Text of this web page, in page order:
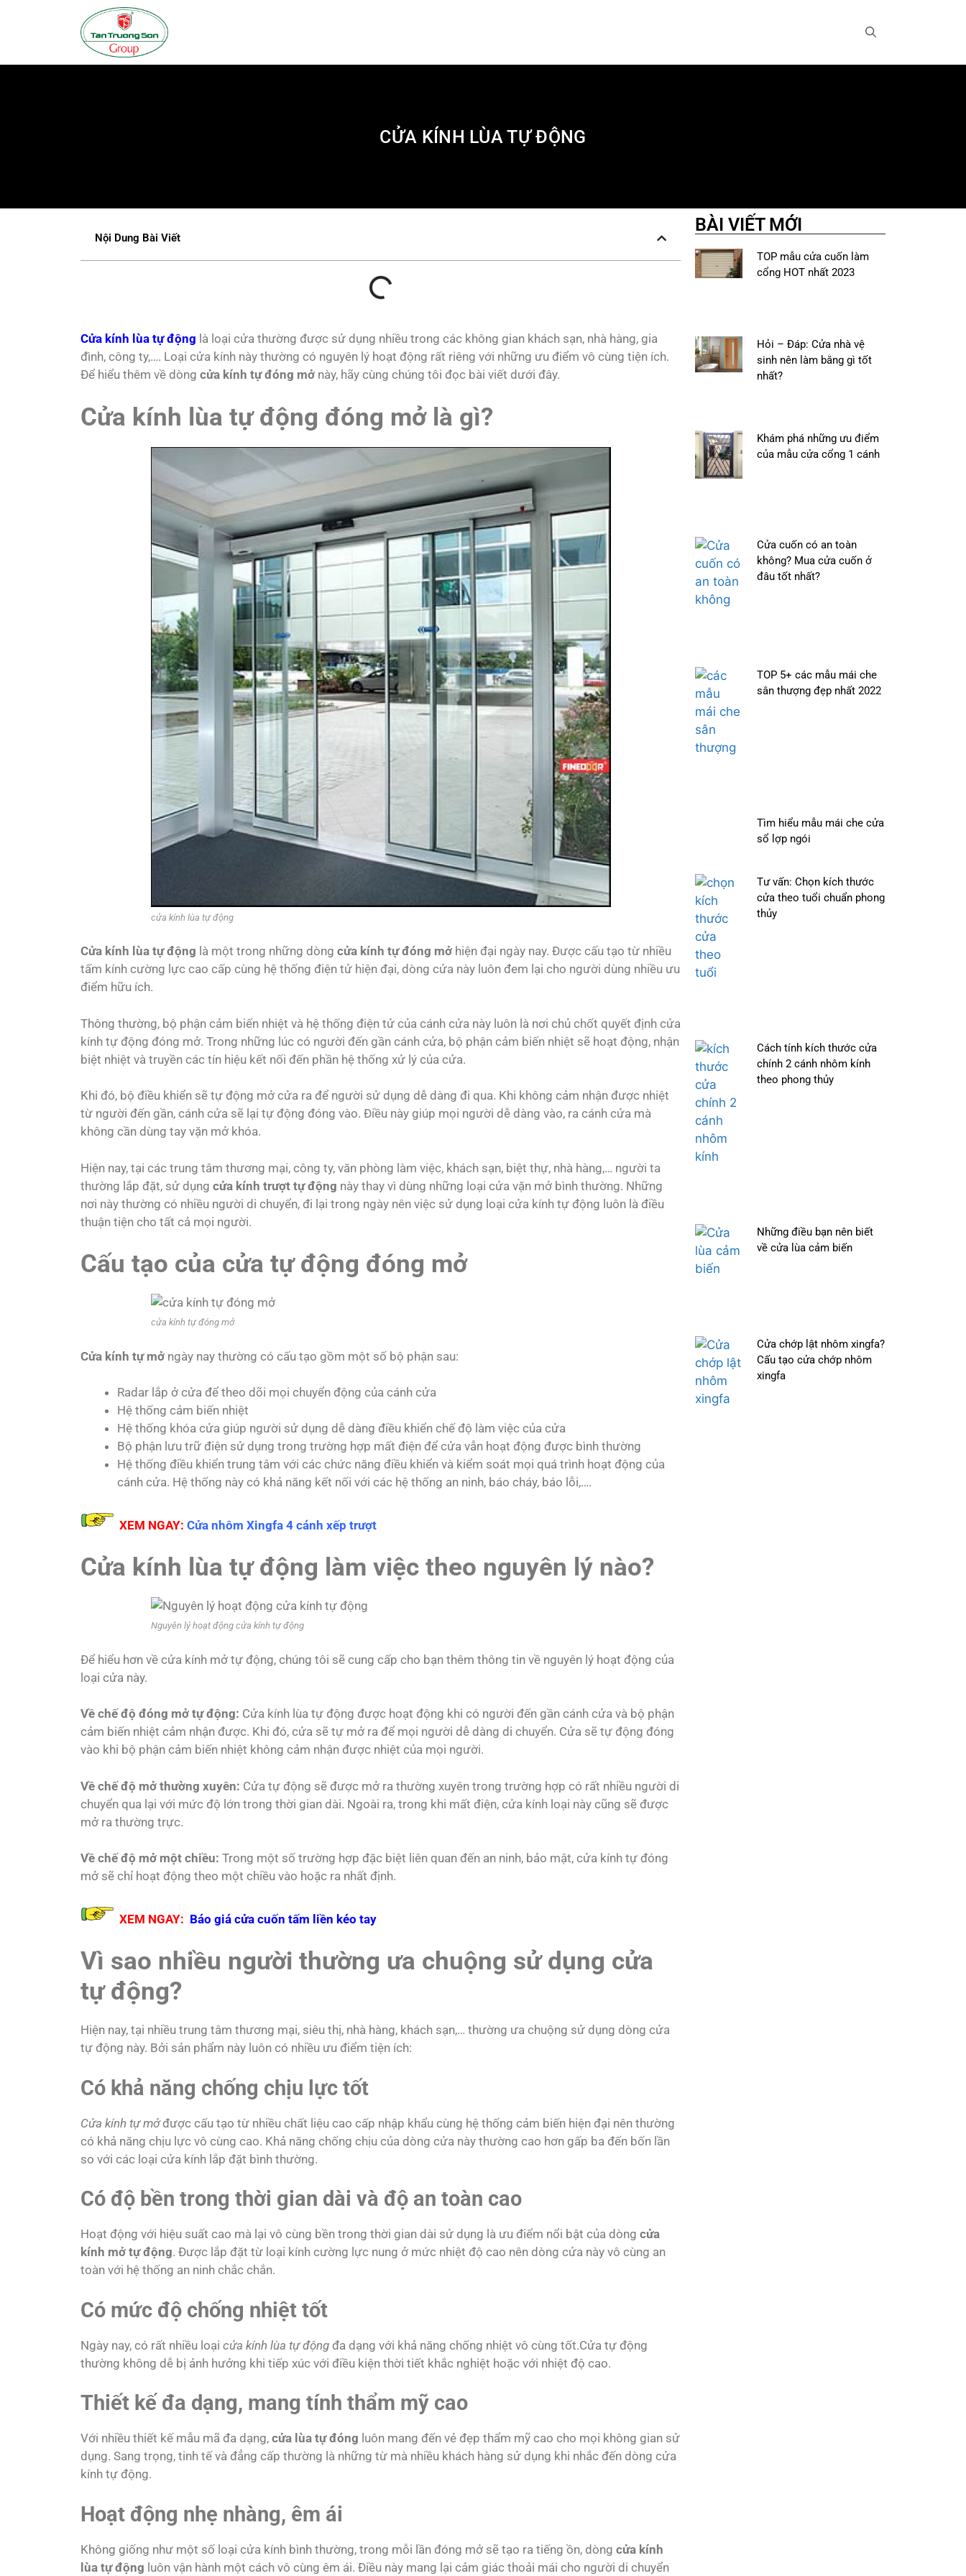
CỬA KÍNH LÙA TỰ ĐỘNG
Nội Dung Bài Viết
Cửa kính lùa tự động là loại cửa thường được sử dụng nhiều trong các không gian khách sạn, nhà hàng, gia
đình, công ty,…. Loại cửa kính này thường có nguyên lý hoạt động rất riêng với những ưu điểm vô cùng tiện ích.
Để hiểu thêm về dòng cửa kính tự đóng mở này, hãy cùng chúng tôi đọc bài viết dưới đây.
Cửa kính lùa tự động đóng mở là gì?
cửa kính lùa tự động
Cửa kính lùa tự động là một trong những dòng cửa kính tự đóng mở hiện đại ngày nay. Được cấu tạo từ nhiều
tấm kính cường lực cao cấp cùng hệ thống điện tử hiện đại, dòng cửa này luôn đem lại cho người dùng nhiều ưu
điểm hữu ích.
Thông thường, bộ phận cảm biến nhiệt và hệ thống điện tử của cánh cửa này luôn là nơi chủ chốt quyết định cửa
kính tự động đóng mở. Trong những lúc có người đến gần cánh cửa, bộ phận cảm biến nhiệt sẽ hoạt động, nhận
biệt nhiệt và truyền các tín hiệu kết nối đến phần hệ thống xử lý của cửa.
Khi đó, bộ điều khiển sẽ tự động mở cửa ra để người sử dụng dễ dàng đi qua. Khi không cảm nhận được nhiệt
từ người đến gần, cánh cửa sẽ lại tự động đóng vào. Điều này giúp mọi người dễ dàng vào, ra cánh cửa mà
không cần dùng tay vặn mở khóa.
Hiện nay, tại các trung tâm thương mại, công ty, văn phòng làm việc, khách sạn, biệt thự, nhà hàng,… người ta
thường lắp đặt, sử dụng cửa kính trượt tự động này thay vì dùng những loại cửa vặn mở bình thường. Những
nơi này thường có nhiều người di chuyển, đi lại trong ngày nên việc sử dụng loại cửa kính tự động luôn là điều
thuận tiện cho tất cả mọi người.
Cấu tạo của cửa tự động đóng mở
cửa kính tự đóng mở
Cửa kính tự mở ngày nay thường có cấu tạo gồm một số bộ phận sau:
Radar lắp ở cửa để theo dõi mọi chuyển động của cánh cửa
Hệ thống cảm biến nhiệt
Hệ thống khóa cửa giúp người sử dụng dễ dàng điều khiển chế độ làm việc của cửa
Bộ phận lưu trữ điện sử dụng trong trường hợp mất điện để cửa vẫn hoạt động được bình thường
Hệ thống điều khiển trung tâm với các chức năng điều khiển và kiểm soát mọi quá trình hoạt động của
cánh cửa. Hệ thống này có khả năng kết nối với các hệ thống an ninh, báo cháy, báo lỗi,….
XEM NGAY: Cửa nhôm Xingfa 4 cánh xếp trượt
Cửa kính lùa tự động làm việc theo nguyên lý nào?
Nguyên lý hoạt động cửa kính tự động
Để hiểu hơn về cửa kính mở tự động, chúng tôi sẽ cung cấp cho bạn thêm thông tin về nguyên lý hoạt động của
loại cửa này.
Về chế độ đóng mở tự động: Cửa kính lùa tự động được hoạt động khi có người đến gần cánh cửa và bộ phận
cảm biến nhiệt cảm nhận được. Khi đó, cửa sẽ tự mở ra để mọi người dễ dàng di chuyển. Cửa sẽ tự động đóng
vào khi bộ phận cảm biến nhiệt không cảm nhận được nhiệt của mọi người.
Về chế độ mở thường xuyên: Cửa tự động sẽ được mở ra thường xuyên trong trường hợp có rất nhiều người di
chuyển qua lại với mức độ lớn trong thời gian dài. Ngoài ra, trong khi mất điện, cửa kính loại này cũng sẽ được
mở ra thường trực.
Về chế độ mở một chiều: Trong một số trường hợp đặc biệt liên quan đến an ninh, bảo mật, cửa kính tự đóng
mở sẽ chỉ hoạt động theo một chiều vào hoặc ra nhất định.
XEM NGAY: Báo giá cửa cuốn tấm liền kéo tay
Vì sao nhiều người thường ưa chuộng sử dụng cửa
tự động?
Hiện nay, tại nhiều trung tâm thương mại, siêu thị, nhà hàng, khách sạn,… thường ưa chuộng sử dụng dòng cửa
tự động này. Bởi sản phẩm này luôn có nhiều ưu điểm tiện ích:
Có khả năng chống chịu lực tốt
Cửa kính tự mởđược cấu tạo từ nhiều chất liệu cao cấp nhập khẩu cùng hệ thống cảm biến hiện đại nên thường
có khả năng chịu lực vô cùng cao. Khả năng chống chịu của dòng cửa này thường cao hơn gấp ba đến bốn lần
so với các loại cửa kính lắp đặt bình thường.
Có độ bền trong thời gian dài và độ an toàn cao
Hoạt động với hiệu suất cao mà lại vô cùng bền trong thời gian dài sử dụng là ưu điểm nổi bật của dòng cửa
kính mở tự động. Được lắp đặt từ loại kính cường lực nung ở mức nhiệt độ cao nên dòng cửa này vô cùng an
toàn với hệ thống an ninh chắc chắn.
Có mức độ chống nhiệt tốt
Ngày nay, có rất nhiều loại cửa kính lùa tự động đa dạng với khả năng chống nhiệt vô cùng tốt.Cửa tự động
thường không dễ bị ảnh hưởng khi tiếp xúc với điều kiện thời tiết khắc nghiệt hoặc với nhiệt độ cao.
Thiết kế đa dạng, mang tính thẩm mỹ cao
Với nhiều thiết kế mẫu mã đa dạng, cửa lùa tự đóng luôn mang đến vẻ đẹp thẩm mỹ cao cho mọi không gian sử
dụng. Sang trọng, tinh tế và đẳng cấp thường là những từ mà nhiều khách hàng sử dụng khi nhắc đến dòng cửa
kính tự động.
Hoạt động nhẹ nhàng, êm ái
Không giống như một số loại cửa kính bình thường, trong mỗi lần đóng mở sẽ tạo ra tiếng ồn, dòng cửa kính
lùa tự động luôn vận hành một cách vô cùng êm ái. Điều này mang lại cảm giác thoải mái cho người di chuyển
BÀI VIẾT MỚI
TOP mẫu cửa cuốn làm
cổng HOT nhất 2023
Hỏi – Đáp: Cửa nhà vệ
sinh nên làm bằng gì tốt
nhất?
Khám phá những ưu điểm
của mẫu cửa cổng 1 cánh
Cửa cuốn có an toàn
không? Mua cửa cuốn ở
đâu tốt nhất?
TOP 5+ các mẫu mái che
sân thượng đẹp nhất 2022
Tìm hiểu mẫu mái che cửa
sổ lợp ngói
Tư vấn: Chọn kích thước
cửa theo tuổi chuẩn phong
thủy
Cách tính kích thước cửa
chính 2 cánh nhôm kính
theo phong thủy
Những điều bạn nên biết
về cửa lùa cảm biến
Cửa chớp lật nhôm xingfa?
Cấu tạo cửa chớp nhôm
xingfa